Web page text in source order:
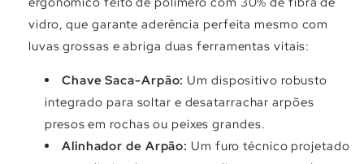
vidro, que garante aderência perfeita mesmo com
luvas grossas e abriga duas ferramentas vitais:
Chave Saca-Arpão: Um dispositivo robusto
integrado para soltar e desatarrachar arpões
presos em rochas ou peixes grandes.
Alinhador de Arpão: Um furo técnico projetado